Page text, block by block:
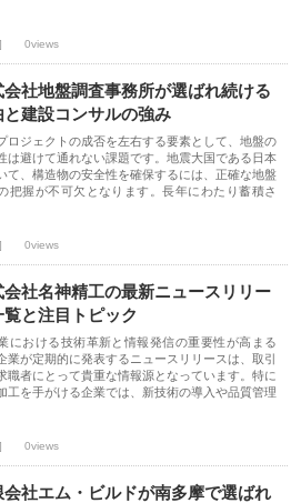
0views
会社地盤調査事務所が選ばれ続ける
と建設コンサルの強み
ロジェクトの成否を左右する要素として、地盤の
は避けて通れない課題です。地震大国である日本
て、構造物の安全性を確保するには、正確な地盤
把握が不可欠となります。長年にわたり蓄積さ
0views
会社名神精工の最新ニュースリリー
覧と注目トピック
における技術革新と情報発信の重要性が高まる
業が定期的に発表するニュースリリースは、取引
職者にとって貴重な情報源となっています。特に
工を手がける企業では、新技術の導入や品質管理
0views
会社エム・ビルドが南多摩で選ばれ